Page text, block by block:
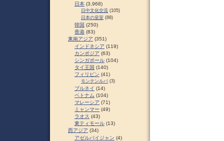
日本 (3,968)
日中文化交流 (105)
日本の皇室 (88)
韓国 (250)
香港 (83)
東南アジア (351)
インドネシア (119)
カンボジア (63)
シンガポール (104)
タイ王国 (140)
フィリピン (41)
モンテンルパ (3)
ブルネイ (14)
ベトナム (104)
マレーシア (71)
ミャンマー (49)
ラオス (43)
東ティモール (13)
西アジア (34)
アゼルバイジャン (4)